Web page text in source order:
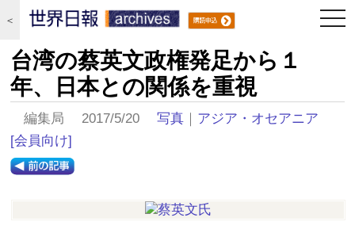
＜
台湾の蔡英文政権発足から１
年、日本との関係を重視
編集局 2017/5/20写真 ｜ アジア・オセアニア
[会員向け]